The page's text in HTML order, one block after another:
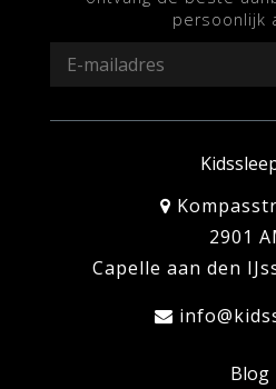
persoonlijk
2901
Capelle aan den
Blog